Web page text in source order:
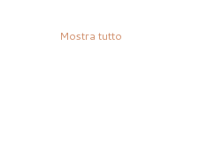
Mostra tutto